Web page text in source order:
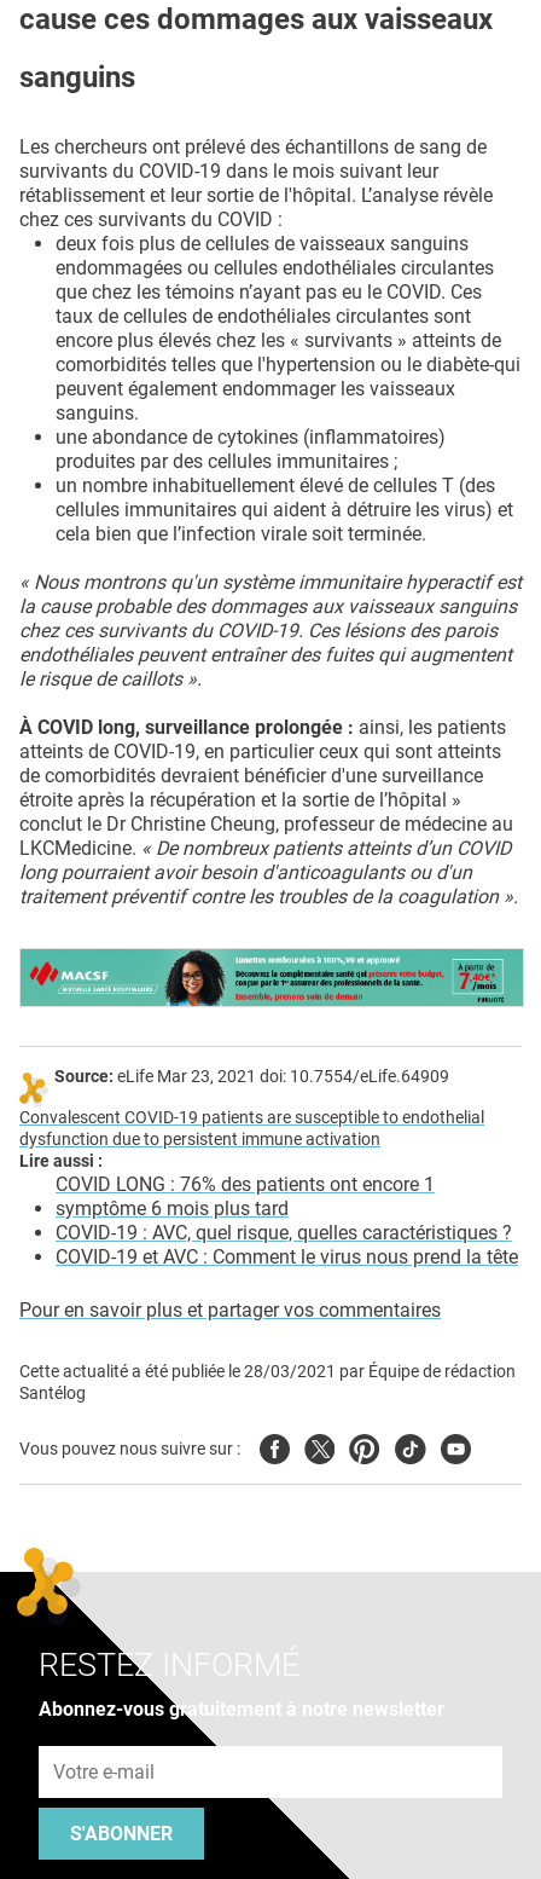
cause ces dommages aux vaisseaux
sanguins
Les chercheurs ont prélevé des échantillons de sang de
survivants du COVID-19 dans le mois suivant leur
rétablissement et leur sortie de l'hôpital. L’analyse révèle
chez ces survivants du COVID :
deux fois plus de cellules de vaisseaux sanguins
endommagées ou cellules endothéliales circulantes
que chez les témoins n’ayant pas eu le COVID. Ces
taux de cellules de endothéliales circulantes sont
encore plus élevés chez les « survivants » atteints de
comorbidités telles que l'hypertension ou le diabète-qui
peuvent également endommager les vaisseaux
sanguins.
une abondance de cytokines (inflammatoires)
produites par des cellules immunitaires ;
un nombre inhabituellement élevé de cellules T (des
cellules immunitaires qui aident à détruire les virus) et
cela bien que l’infection virale soit terminée.
« Nous montrons qu'un système immunitaire hyperactif est
la cause probable des dommages aux vaisseaux sanguins
chez ces survivants du COVID-19. Ces lésions des parois
endothéliales peuvent entraîner des fuites qui augmentent
le risque de caillots ».
À COVID long, surveillance prolongée : ainsi, les patients
atteints de COVID-19, en particulier ceux qui sont atteints
de comorbidités devraient bénéficier d'une surveillance
étroite après la récupération et la sortie de l’hôpital »
conclut le Dr Christine Cheung, professeur de médecine au
LKCMedicine. « De nombreux patients atteints d’un COVID
long pourraient avoir besoin d'anticoagulants ou d'un
traitement préventif contre les troubles de la coagulation ».
Source: eLife Mar 23, 2021 doi: 10.7554/eLife.64909
Convalescent COVID-19 patients are susceptible to endothelial
dysfunction due to persistent immune activation
Lire aussi :
COVID LONG : 76% des patients ont encore 1
symptôme 6 mois plus tard
COVID-19 : AVC, quel risque, quelles caractéristiques ?
COVID-19 et AVC : Comment le virus nous prend la tête
Pour en savoir plus et partager vos commentaires
Cette actualité a été publiée le28/03/2021 par Équipe de rédaction
Santélog
Vous pouvez nous suivre sur : FacebookTwitterPinterest
TiktokYoutube
RESTEZ INFORMÉ
Abonnez-vous gratuitement à notre newsletter
S'ABONNER